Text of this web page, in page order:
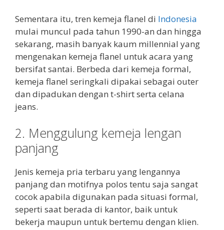
Sementara itu, tren kemeja flanel di Indonesia
mulai muncul pada tahun 1990-an dan hingga
sekarang, masih banyak kaum millennial yang
mengenakan kemeja flanel untuk acara yang
bersifat santai. Berbeda dari kemeja formal,
kemeja flanel seringkali dipakai sebagai outer
dan dipadukan dengan t-shirt serta celana
jeans.
2. Menggulung kemeja lengan
panjang
Jenis kemeja pria terbaru yang lengannya
panjang dan motifnya polos tentu saja sangat
cocok apabila digunakan pada situasi formal,
seperti saat berada di kantor, baik untuk
bekerja maupun untuk bertemu dengan klien.